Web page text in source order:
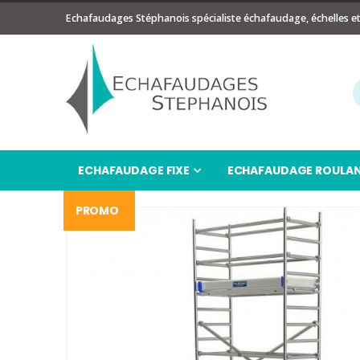
Echafaudages Stéphanois spécialiste échafaudage, échelles
ECHAFAUDAGE FIXE ECHAFAUDAGE
PROMO
Passer
à